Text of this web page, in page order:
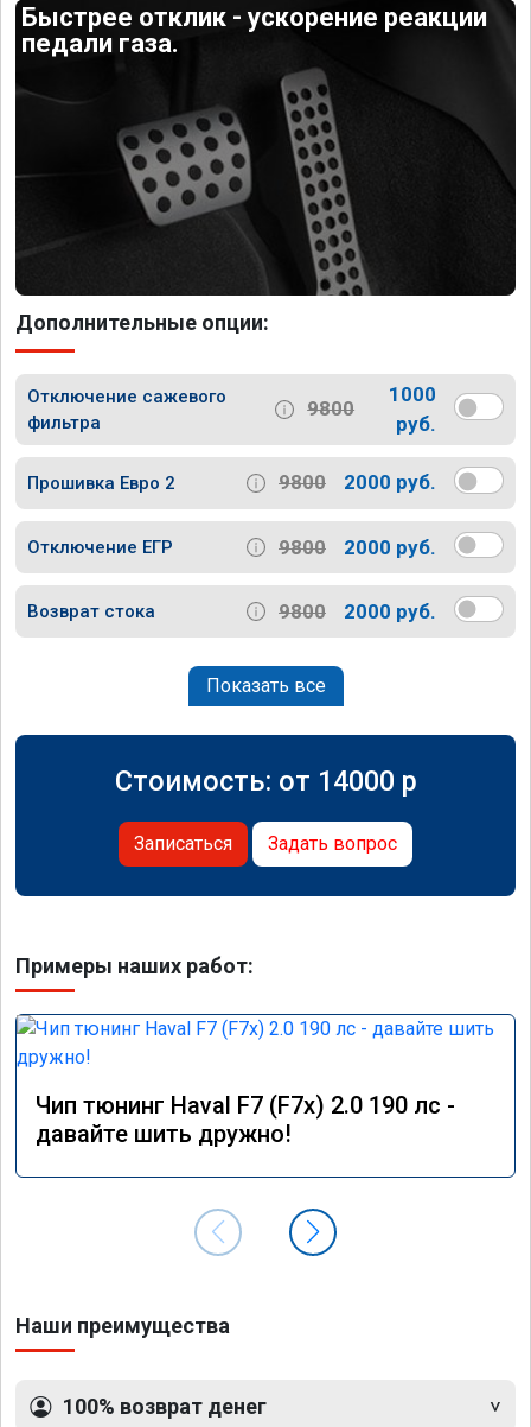
Быстрее отклик - ускорение реакции
педали газа.
Дополнительные опции:
Отключение сажевого
фильтра
9800
1000
руб.
Прошивка Евро 2 9800 2000 руб.
Отключение ЕГР 9800 2000 руб.
Возврат стока 9800 2000 руб.
Показать все
Стоимость: от 14000 p
Записаться Задать вопрос
Примеры наших работ:
Чип тюнинг Haval F7 (F7x) 2.0 190 лс -
давайте шить дружно!
Наши преимущества
100% возврат денег